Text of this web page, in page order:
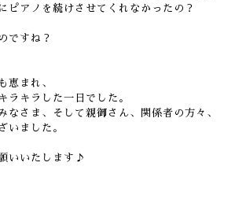
ピアノを続けさせてくれなかったの？
ですね？
恵まれ、
ラキラした一日でした。
なさま、そして親御さん、関係者の方々、
いました。
いいたします♪